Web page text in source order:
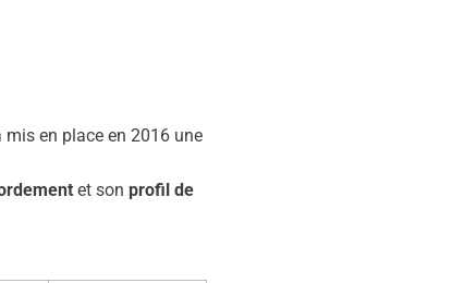
mis en place en 2016 une
et son profil de